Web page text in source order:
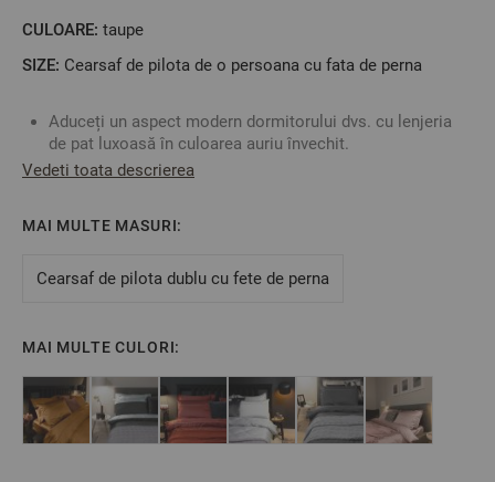
CULOARE: taupe
SIZE: Cearsaf de pilota de o persoana cu fata de perna
Aduceți un aspect modern dormitorului dvs. cu lenjeria
de pat luxoasă în culoarea auriu învechit.
Satinul de bumbac este o țesătură de ultimă generație
Lenjeria de pat are un tratament special "easy care" care
Vopsirea reactivă a țesăturii protejează culorile
capse la capătul inferior.
ce conferă aspectul luxos al lenjeriei.
Spălați și călcați numai la temperatura recomandată,
indicată pe eticheta produsului, pentru a asigura o durată
Vedeti toata descrierea
MAI MULTE MASURI:
Cearsaf de pilota dublu cu fete de perna
MAI MULTE CULORI: